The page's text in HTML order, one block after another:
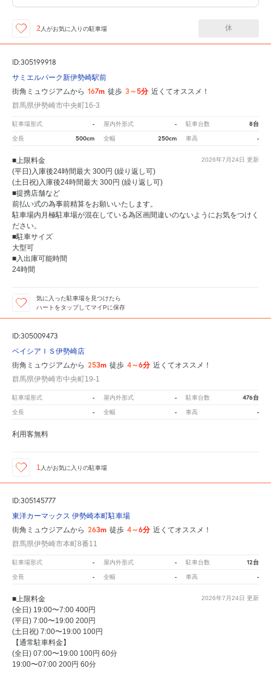
2 人がお気に入りの駐車場 休
ID:305199918
サミエルパーク新伊勢崎駅前
街角ミュウジアムから 167m 徒歩 3～5分 近くてオススメ！
群馬県伊勢崎市中央町16-3
駐車場形式 - 屋内外形式 - 駐車台数 8台
全長 500cm 全幅 250cm 車高 -
2026年7月24日 更新
■上限料金
(平日)入庫後24時間最大 300円 (繰り返し可)
(土日祝)入庫後24時間最大 300円 (繰り返し可)
■提携店舗など
前払い式の為事前精算をお願いいたします。
駐車場内月極駐車場が混在している為区画間違いのないようにお気をつけく
ださい。
■駐車サイズ
大型可
■入出庫可能時間
24時間
気に入った駐車場を見つけたら
ハートをタップしてマイPに保存
ID:305009473
ベイシアＩＳ伊勢崎店
街角ミュウジアムから 253m 徒歩 4～6分 近くてオススメ！
群馬県伊勢崎市中央町19-1
駐車場形式 - 屋内外形式 - 駐車台数 476台
全長 - 全幅 - 車高 -
利用客無料
1 人がお気に入りの駐車場
ID:305145777
東洋カーマックス 伊勢崎本町駐車場
街角ミュウジアムから 263m 徒歩 4～6分 近くてオススメ！
群馬県伊勢崎市本町8番11
駐車場形式 - 屋内外形式 - 駐車台数 12台
全長 - 全幅 - 車高 -
2026年7月24日 更新
■上限料金
(全日) 19:00〜7:00 400円
(平日) 7:00〜19:00 200円
(土日祝) 7:00〜19:00 100円
【通常駐車料金】
(全日) 07:00〜19:00 100円 60分
19:00〜07:00 200円 60分